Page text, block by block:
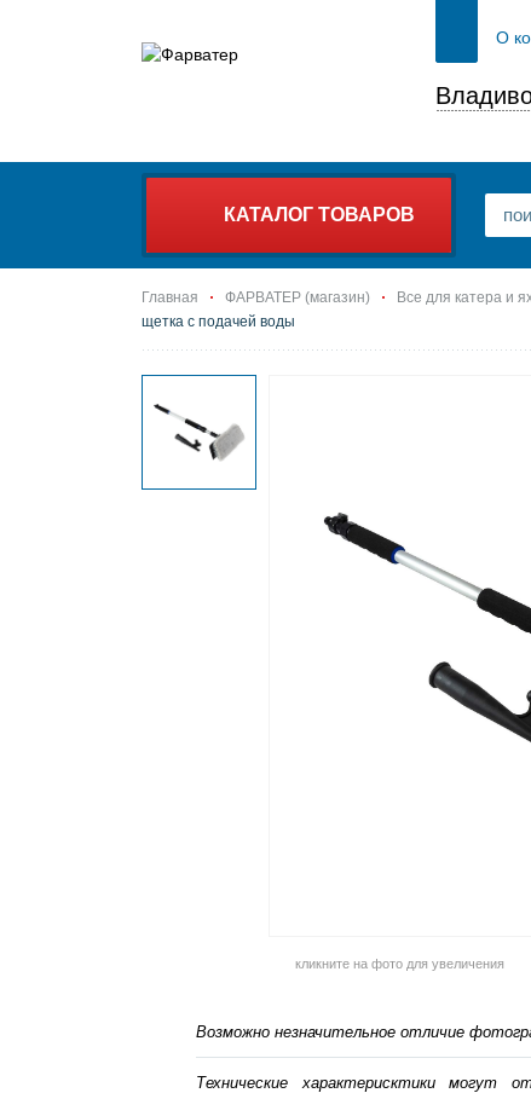
О
КАТАЛОГ ТОВАРОВ
Главная ФАРВАТЕР (магазин) Все для катера и
щетка с подачей воды
кликните на фото для увеличения
Возможно незначительное отличие
Технические характерисктики могут